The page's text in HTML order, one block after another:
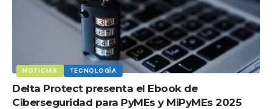
NOTICIAS TECNOLOGÍA
Delta Protect presenta el Ebook de
Ciberseguridad para PyMEs y MiPyMEs 2025